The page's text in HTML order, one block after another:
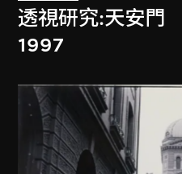
透視研究:天安門
1997